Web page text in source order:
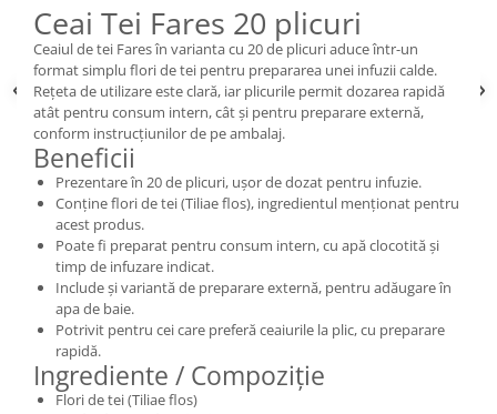
Ceai Tei Fares 20 plicuri
Ceaiul de tei Fares în varianta cu 20 de plicuri aduce într-un
format simplu flori de tei pentru prepararea unei infuzii calde.
Rețeta de utilizare este clară, iar plicurile permit dozarea rapidă
atât pentru consum intern, cât și pentru preparare externă,
conform instrucțiunilor de pe ambalaj.
Beneficii
Prezentare în 20 de plicuri, ușor de dozat pentru infuzie.
Conține flori de tei (Tiliae flos), ingredientul menționat pentru
acest produs.
Poate fi preparat pentru consum intern, cu apă clocotită și
timp de infuzare indicat.
Include și variantă de preparare externă, pentru adăugare în
apa de baie.
Potrivit pentru cei care preferă ceaiurile la plic, cu preparare
rapidă.
Ingrediente / Compoziție
Flori de tei (Tiliae flos)